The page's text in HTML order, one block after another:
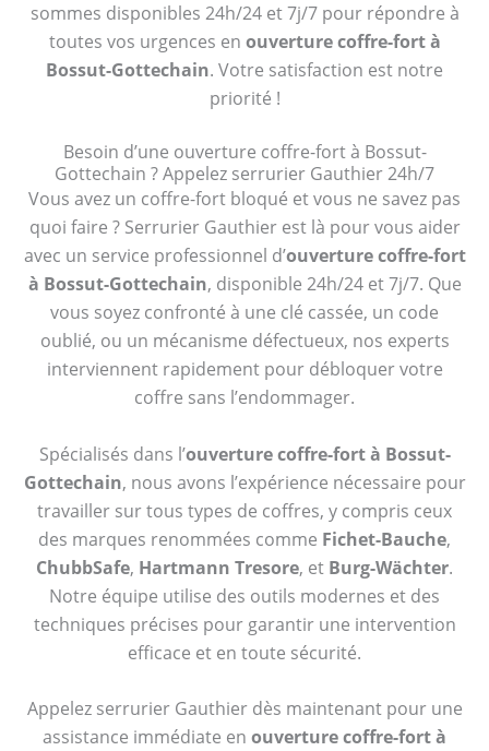
sommes disponibles 24h/24 et 7j/7 pour répondre à
toutes vos urgences en ouverture coffre-fort à
Bossut-Gottechain. Votre satisfaction est notre
priorité !
Besoin d’une ouverture coffre-fort à Bossut-
Gottechain ? Appelez serrurier Gauthier 24h/7
Vous avez un coffre-fort bloqué et vous ne savez pas
quoi faire ? Serrurier Gauthier est là pour vous aider
avec un service professionnel d’ouverture coffre-fort
à Bossut-Gottechain, disponible 24h/24 et 7j/7. Que
vous soyez confronté à une clé cassée, un code
oublié, ou un mécanisme défectueux, nos experts
interviennent rapidement pour débloquer votre
coffre sans l’endommager.
Spécialisés dans l’ouverture coffre-fort à Bossut-
Gottechain, nous avons l’expérience nécessaire pour
travailler sur tous types de coffres, y compris ceux
des marques renommées comme Fichet-Bauche,
ChubbSafe, Hartmann Tresore, et Burg-Wächter.
Notre équipe utilise des outils modernes et des
techniques précises pour garantir une intervention
efficace et en toute sécurité.
Appelez serrurier Gauthier dès maintenant pour une
assistance immédiate en ouverture coffre-fort à